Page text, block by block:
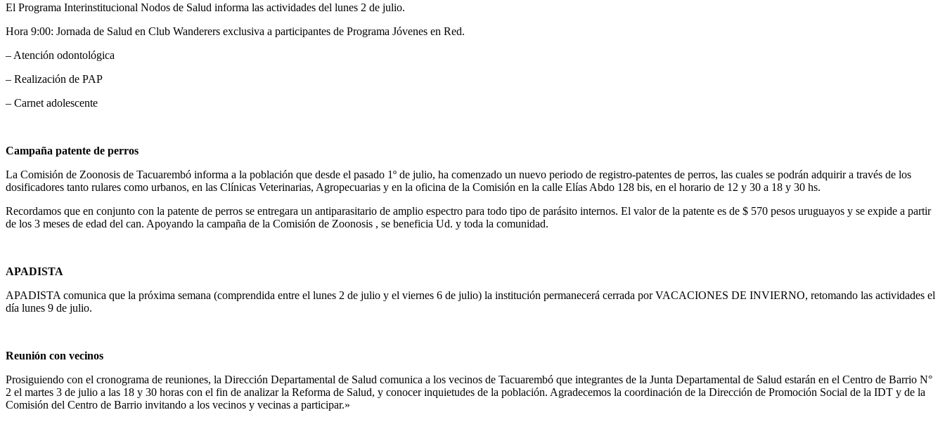
El Programa Interinstitucional Nodos de Salud informa las actividades del lunes 2 de julio.
Hora 9:00: Jornada de Salud en Club Wanderers exclusiva a participantes de Programa Jóvenes en Red.
– Atención odontológica
– Realización de PAP
– Carnet adolescente
Campaña patente de perros
La Comisión de Zoonosis de Tacuarembó informa a la población que desde el pasado 1º de julio, ha comenzado un nuevo periodo de registro-patentes de perros, las cuales se podrán adquirir a través de los
dosificadores tanto rulares como urbanos, en las Clínicas Veterinarias, Agropecuarias y en la oficina de la Comisión en la calle Elías Abdo 128 bis, en el horario de 12 y 30 a 18 y 30 hs.
Recordamos que en conjunto con la patente de perros se entregara un antiparasitario de amplio espectro para todo tipo de parásito internos. El valor de la patente es de $ 570 pesos uruguayos y se expide a partir
de los 3 meses de edad del can. Apoyando la campaña de la Comisión de Zoonosis , se beneficia Ud. y toda la comunidad.
APADISTA
APADISTA comunica que la próxima semana (comprendida entre el lunes 2 de julio y el viernes 6 de julio) la institución permanecerá cerrada por VACACIONES DE INVIERNO, retomando las actividades el
día lunes 9 de julio.
Reunión con vecinos
Prosiguiendo con el cronograma de reuniones, la Dirección Departamental de Salud comunica a los vecinos de Tacuarembó que integrantes de la Junta Departamental de Salud estarán en el Centro de Barrio N°
2 el martes 3 de julio a las 18 y 30 horas con el fin de analizar la Reforma de Salud, y conocer inquietudes de la población. Agradecemos la coordinación de la Dirección de Promoción Social de la IDT y de la
Comisión del Centro de Barrio invitando a los vecinos y vecinas a participar.»